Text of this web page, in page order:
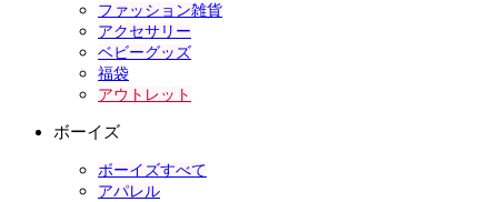
ファッション雑貨
アクセサリー
ベビーグッズ
福袋
アウトレット
ボーイズ
ボーイズすべて
アパレル